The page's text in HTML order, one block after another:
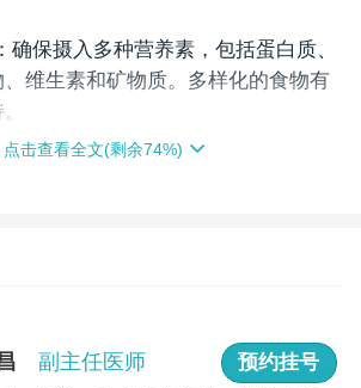
确保摄入多种营养素，包括蛋白质、
维生素和矿物质。多样化的食物有
果：每天应摄入充足的蔬菜和水果，
微量元素
维生素C的食物有柑橘类水果、草
绿叶蔬菜等。
点击查看全文(剩余74%)
副主任医师
预约挂号